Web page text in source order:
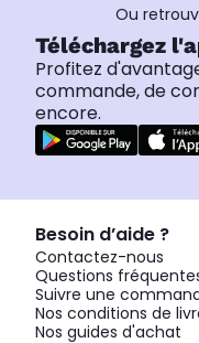
Ou
Téléchargez
Profitez
commande, de
encore.
Besoin d’aide ?
Contactez-nous
Questions
Suivre une
Nos conditions de
Nos guides d'achat